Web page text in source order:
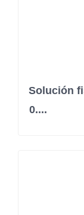
Solución
0....